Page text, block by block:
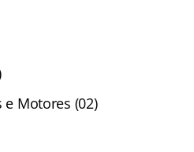
Motores (02)